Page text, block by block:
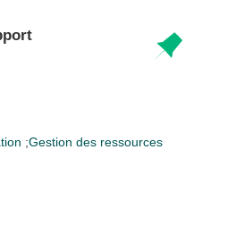
;Gestion des ressources